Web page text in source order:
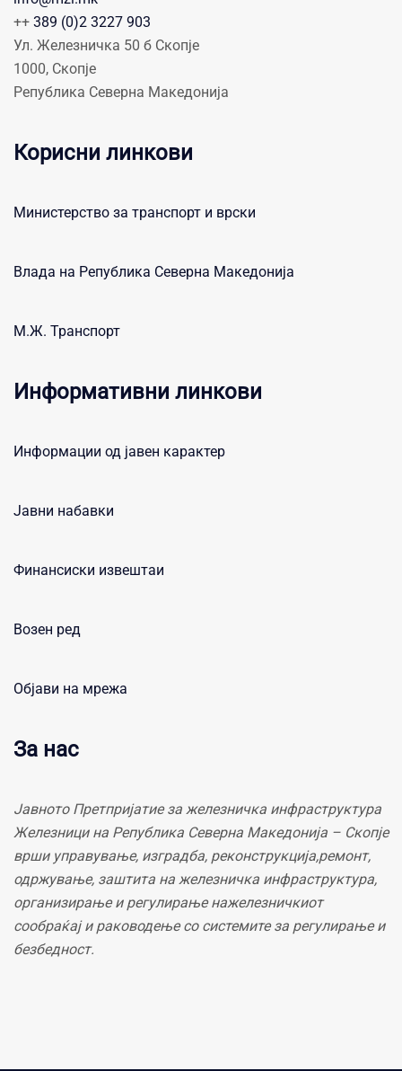
++ 389 (0)2 3227 903
Ул. Железничка 50 б Скопје
1000, Скопје
Република Северна Македонија
Корисни линкови
Министерство за транспорт и врски
Влада на Република Северна Македонија
М.Ж. Транспорт
Информативни линкови
Информации од јавен карактер
Јавни набавки
Финансиски извештаи
Возен ред
Објави на мрежа
За нас
Јавното Претпријатие за железничка инфраструктура
Железници на Република Северна Македонија – Скопје
врши управување, изградба, реконструкција,ремонт,
одржување, заштита на железничка инфраструктура,
организирање и регулирање нажелезничкиот
сообраќај и раководење со системите за регулирање и
безбедност.